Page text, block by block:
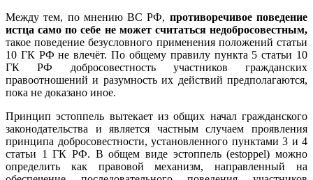
Между тем, по мнению ВС РФ, противоречивое поведение
истца само по себе не может считаться недобросовестным,
такое поведение безусловного применения положений статьи
10 ГК РФ не влечёт. По общему правилу пункта 5 статьи 10
ГК РФ добросовестность участников гражданских
правоотношений и разумность их действий предполагаются,
пока не доказано иное.
Принцип эстоппель вытекает из общих начал гражданского
законодательства и является частным случаем проявления
принципа добросовестности, установленного пунктами 3 и 4
статьи 1 ГК РФ. В общем виде эстоппель (estoppel) можно
определить как правовой механизм, направленный на